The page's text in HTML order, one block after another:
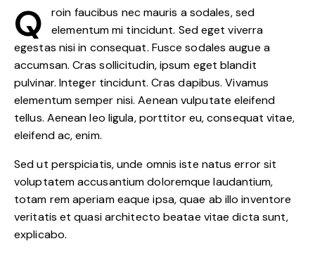
Q
roin faucibus nec mauris a sodales, sed
elementum mi tincidunt. Sed eget viverra
egestas nisi in consequat. Fusce sodales augue a
accumsan. Cras sollicitudin, ipsum eget blandit
pulvinar. Integer tincidunt. Cras dapibus. Vivamus
elementum semper nisi. Aenean vulputate eleifend
tellus. Aenean leo ligula, porttitor eu, consequat vitae,
eleifend ac, enim.
Sed ut perspiciatis, unde omnis iste natus error sit
voluptatem accusantium doloremque laudantium,
totam rem aperiam eaque ipsa, quae ab illo inventore
veritatis et quasi architecto beatae vitae dicta sunt,
explicabo.